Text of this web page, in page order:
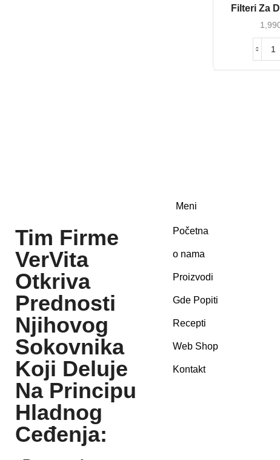
Filteri Za
Tim Firme
VerVita
Otkriva
Prednosti
Njihovog
Sokovnika
Koji Deluje
Na Principu
Hladnog
Ceđenja:
Meni
Početna
o nama
Proizvodi
Gde Popiti
Recepti
Web Shop
Kontakt